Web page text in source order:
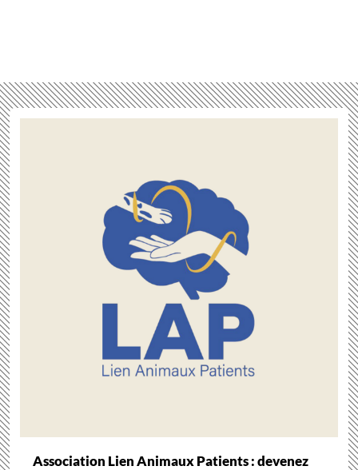
Association Lien Animaux Patients : devenez